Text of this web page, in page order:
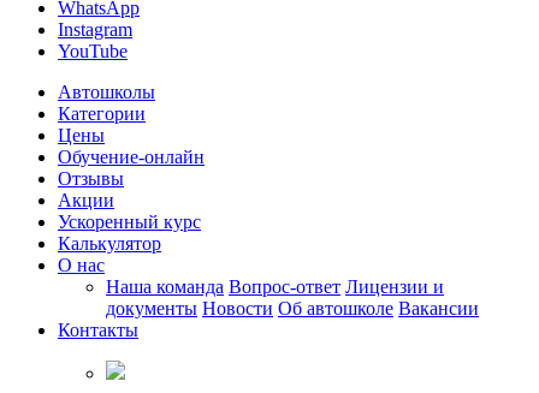
WhatsApp
Instagram
YouTube
Автошколы
Категории
Цены
Обучение-онлайн
Отзывы
Акции
Ускоренный курс
Калькулятор
О нас
Наша команда Вопрос-ответ Лицензии и
документы Новости Об автошколе Вакансии
Контакты